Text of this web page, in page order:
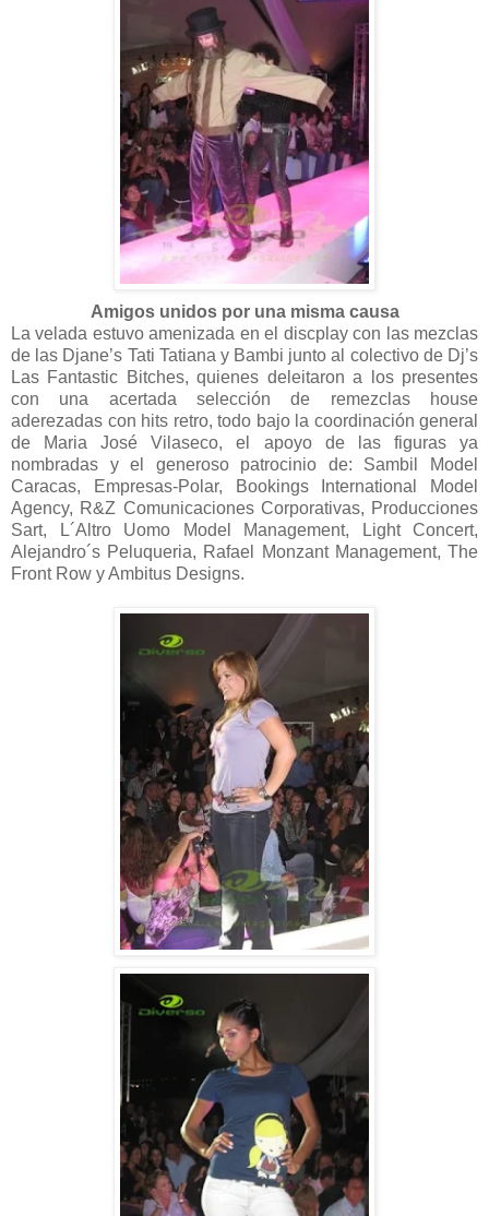
Amigos unidos por una misma causa
La velada estuvo amenizada en el discplay con las mezclas
de las Djane’s Tati Tatiana y Bambi junto al colectivo de Dj’s
Las Fantastic Bitches, quienes deleitaron a los presentes
con una acertada selección de remezclas house
aderezadas con hits retro, todo bajo la coordinación general
de Maria José Vilaseco, el apoyo de las figuras ya
nombradas y el generoso patrocinio de: Sambil Model
Caracas, Empresas-Polar, Bookings International Model
Agency, R&Z Comunicaciones Corporativas, Producciones
Sart, L´Altro Uomo Model Management, Light Concert,
Alejandro´s Peluqueria, Rafael Monzant Management, The
Front Row y Ambitus Designs.